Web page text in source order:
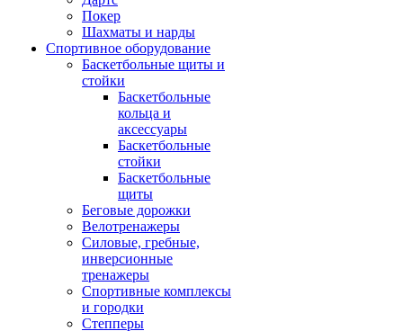
Покер
Шахматы и нарды
Спортивное оборудование
Баскетбольные щиты и
стойки
Баскетбольные
кольца и
аксессуары
Баскетбольные
стойки
Баскетбольные
щиты
Беговые дорожки
Велотренажеры
Силовые, гребные,
инверсионные
тренажеры
Спортивные комплексы
и городки
Степперы